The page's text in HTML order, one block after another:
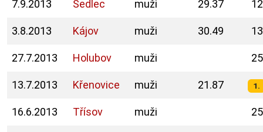
7.9.2013 Sedlec muži 29.37
3.8.2013 Kájov muži 30.49
27.7.2013 Holubov muži
13.7.2013 Křenovice muži 21.87 1.
16.6.2013 Třísov muži